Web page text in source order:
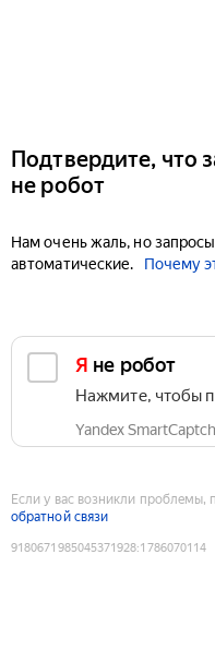
Подтвердите, что
не робот
Нам очень жаль, но
автоматические.
Почему
Я не робот
Нажмите, чтобы
Yandex
Если у вас возникли проблемы,
обратной связи
9180671985045371928:1786070114